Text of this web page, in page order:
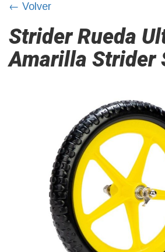
← Volver
Strider Rueda
Amarilla Strider